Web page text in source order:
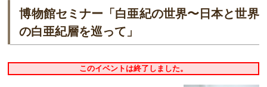
博物館セミナー「白亜紀の世界〜日本と世界
の白亜紀層を巡って」
このイベントは終了しました。